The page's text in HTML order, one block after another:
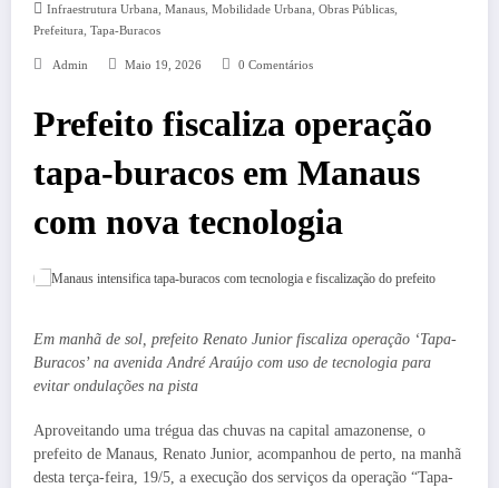
Infraestrutura Urbana, Manaus, Mobilidade Urbana, Obras Públicas,
Prefeitura, Tapa-Buracos
Admin Maio 19, 2026 0 Comentários
Prefeito fiscaliza operação
tapa-buracos em Manaus
com nova tecnologia
Em manhã de sol, prefeito Renato Junior fiscaliza operação ‘Tapa-
Buracos’ na avenida André Araújo com uso de tecnologia para
evitar ondulações na pista
Aproveitando uma trégua das chuvas na capital amazonense, o
prefeito de Manaus, Renato Junior, acompanhou de perto, na manhã
desta terça-feira, 19/5, a execução dos serviços da operação “Tapa-